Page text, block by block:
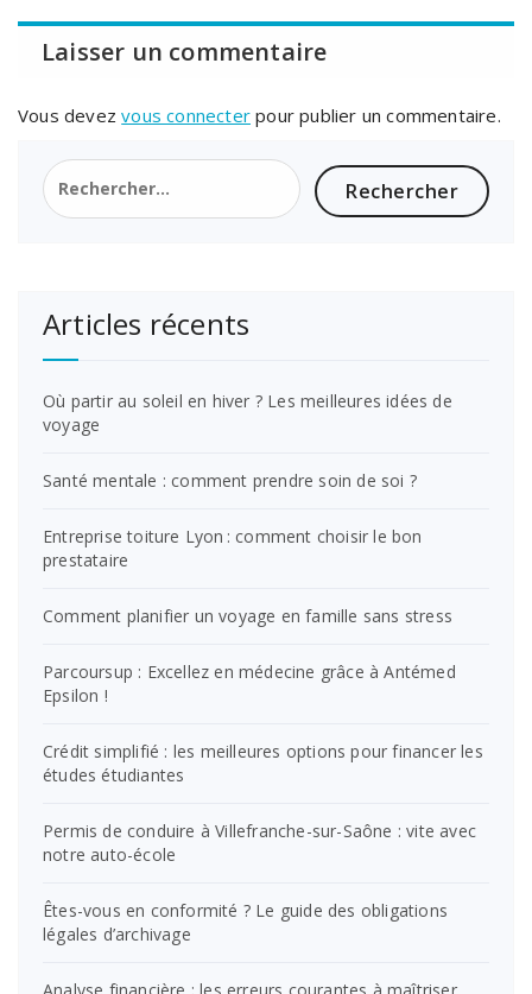
Laisser un commentaire
Vous devezvous connecter pour publier un commentaire.
Rechercher :
Articles récents
Où partir au soleil en hiver ? Les meilleures idées de
voyage
Santé mentale : comment prendre soin de soi ?
Entreprise toiture Lyon : comment choisir le bon
prestataire
Comment planifier un voyage en famille sans stress
Parcoursup : Excellez en médecine grâce à Antémed
Epsilon !
Crédit simplifié : les meilleures options pour financer les
études étudiantes
Permis de conduire à Villefranche-sur-Saône : vite avec
notre auto-école
Êtes-vous en conformité ? Le guide des obligations
légales d’archivage
Analyse financière : les erreurs courantes à maîtriser